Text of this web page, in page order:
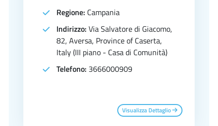
Regione: Campania
Indirizzo: Via Salvatore di Giacomo,
82, Aversa, Province of Caserta,
Italy (III piano - Casa di Comunità)
Telefono: 3666000909
Visualizza Dettaglio